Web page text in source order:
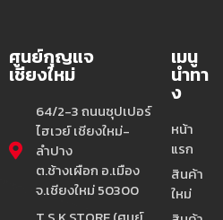
ศูนย์กุญแจ
เชียงใหม่
64/2-3 ถนนซุปเปอร์
ไฮเวย์ เชียงใหม่-
ลำปาง
ต.ช้างเผือก อ.เมือง
จ.เชียงใหม่ 50300
เมนู
นำทา
ง
หน้า
แรก
สินค้า
ใหม่